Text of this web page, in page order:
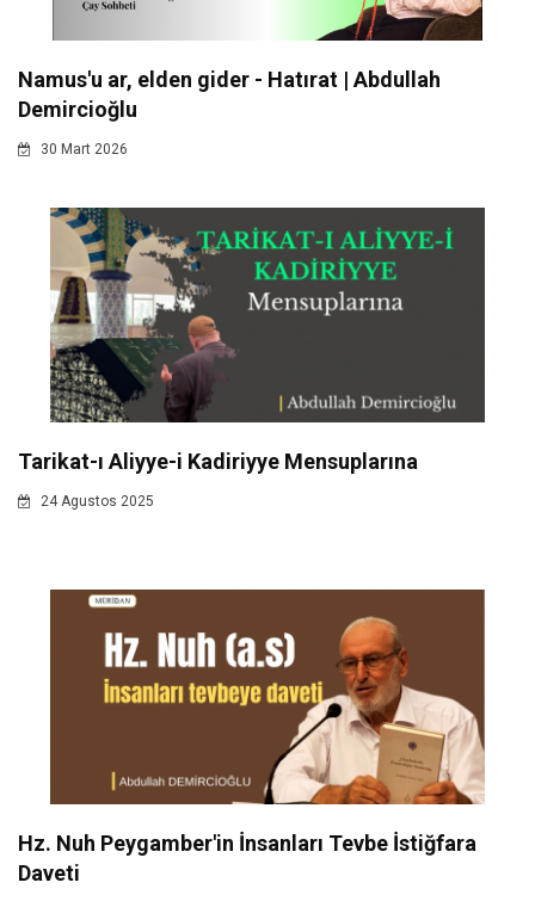
Namus'u ar, elden gider - Hatırat | Abdullah
Demircioğlu
30 Mart 2026
Tarikat-ı Aliyye-i Kadiriyye Mensuplarına
24 Agustos 2025
Hz. Nuh Peygamber'in İnsanları Tevbe İstiğfara
Daveti